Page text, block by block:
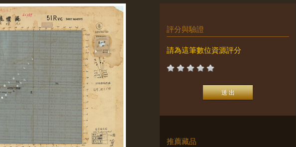
評分與驗證
請為這筆數位資源評分
推薦藏品